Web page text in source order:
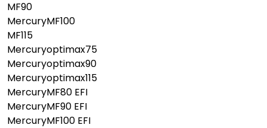
MF90
MercuryMF100
MF115
Mercuryoptimax75
Mercuryoptimax90
Mercuryoptimax115
MercuryMF80 EFI
MercuryMF90 EFI
MercuryMF100 EFI